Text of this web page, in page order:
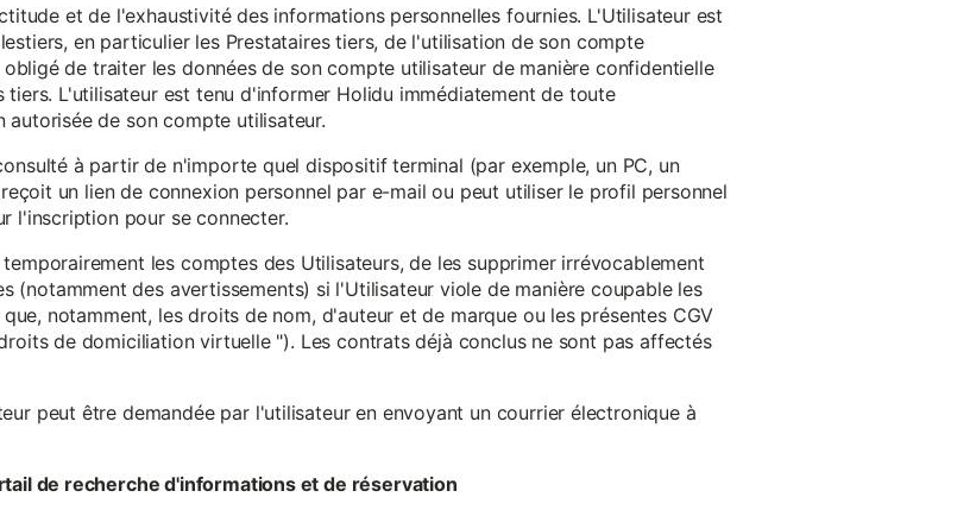
et de l'exhaustivité des informations personnelles fournies. L'Utilisateur est
en particulier les Prestataires tiers, de l'utilisation de son compte
de traiter les données de son compte utilisateur de manière confidentielle
L'utilisateur est tenu d'informer Holidu immédiatement de toute
de son compte utilisateur.
à partir de n'importe quel dispositif terminal (par exemple, un PC, un
un lien de connexion personnel par e-mail ou peut utiliser le profil personnel
l'inscription pour se connecter.
les comptes des Utilisateurs, de les supprimer irrévocablement
(notamment des avertissements) si l'Utilisateur viole de manière coupable les
notamment, les droits de nom, d'auteur et de marque ou les présentes CGV
de domiciliation virtuelle "). Les contrats déjà conclus ne sont pas affectés
peut être demandée par l'utilisateur en envoyant un courrier électronique à
de recherche d'informations et de réservation